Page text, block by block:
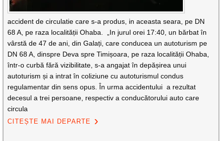
accident de circulatie care s-a produs, in aceasta seara, pe DN
68 A, pe raza localității Ohaba. „In jurul orei 17:40, un bărbat în
vârstă de 47 de ani, din Galați, care conducea un autoturism pe
DN 68 A, dinspre Deva spre Timișoara, pe raza localității Ohaba,
într-o curbă fără vizibilitate, s-a angajat în depășirea unui
autoturism și a intrat în coliziune cu autoturismul condus
regulamentar din sens opus. În urma accidentului a rezultat
decesul a trei persoane, respectiv a conducătorului auto care
circula
CITEȘTE MAI DEPARTE